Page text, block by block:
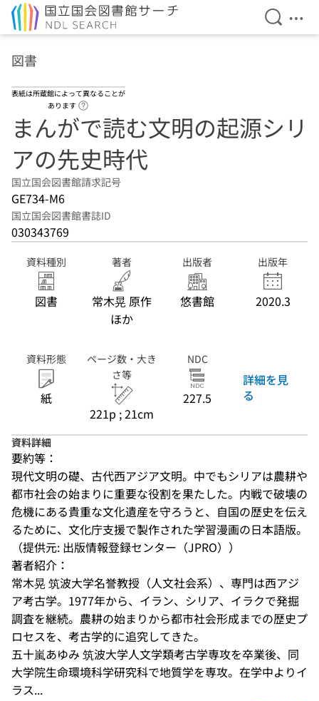
検索を
メ
図書
表紙は所蔵館によって異なることが
あります
まんがで読む文明の起源シリ
アの先史時代
国立国会図書館請求記号
GE734-M6
国立国会図書館書誌ID
030343769
資料種別
図書
著者
常木晃 原作
ほか
出版者
悠書館
出版年
2020.3
資料形態
紙
ページ数・大き
さ等
221p ; 21cm
NDC
227.5
詳細を見
る
資料詳細
要約等：
現代文明の礎、古代西アジア文明。中でもシリアは農耕や
都市社会の始まりに重要な役割を果たした。内戦で破壊の
危機にある貴重な文化遺産を守ろうと、自国の歴史を伝え
るために、文化庁支援で製作された学習漫画の日本語版。
（提供元: 出版情報登録センター（JPRO））
著者紹介：
常木晃 筑波大学名誉教授（人文社会系）、専門は西アジ
ア考古学。1977年から、イラン、シリア、イラクで発掘
調査を継続。農耕の始まりから都市社会形成までの歴史プ
ロセスを、考古学的に追究してきた。
五十嵐あゆみ 筑波大学人文学類考古学専攻を卒業後、同
大学院生命環境科学研究科で地質学を専攻。在学中よりイ
ラス...